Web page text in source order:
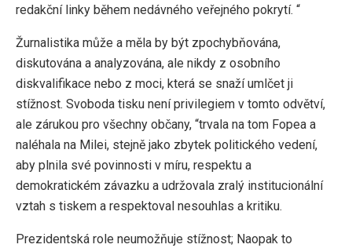
redakční linky během nedávného veřejného pokrytí. “
Žurnalistika může a měla by být zpochybňována,
diskutována a analyzována, ale nikdy z osobního
diskvalifikace nebo z moci, která se snaží umlčet ji
stížnost. Svoboda tisku není privilegiem v tomto odvětví,
ale zárukou pro všechny občany, “trvala na tom Fopea a
naléhala na Milei, stejně jako zbytek politického vedení,
aby plnila své povinnosti v míru, respektu a
demokratickém závazku a udržovala zralý institucionální
vztah s tiskem a respektoval nesouhlas a kritiku.
Prezidentská role neumožňuje stížnost; Naopak to